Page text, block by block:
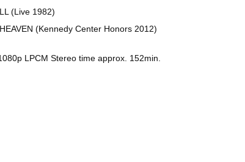
(Live 1982)
(Kennedy Center Honors 2012)
LPCM Stereo time approx. 152min.